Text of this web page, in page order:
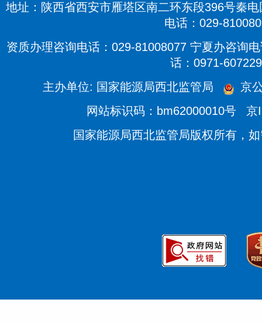
地址：陕西省西安市雁塔区南二环东段396号秦
电话：029-
资质办理咨询电话：029-81008077 宁夏办咨询
话：0971-
主办单位: 国家能源局西北监管局
京
网站标识码：bm62000010号
京
国家能源局西北监管局版权所有，